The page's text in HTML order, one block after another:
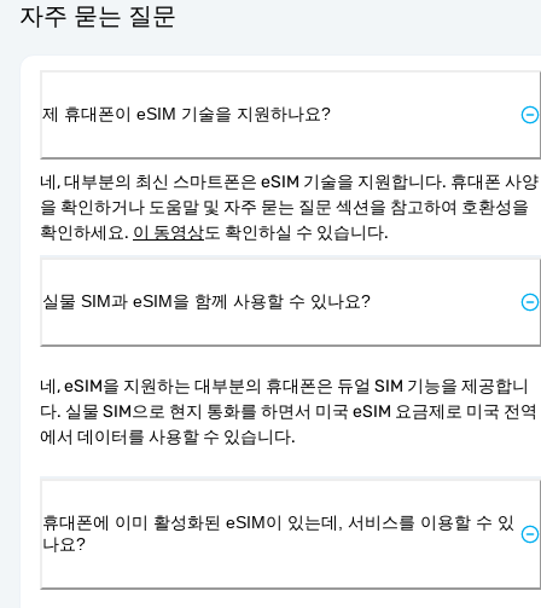
자주 묻는 질문
제 휴대폰이 eSIM 기술을 지원하나요?
네, 대부분의 최신 스마트폰은 eSIM 기술을 지원합니다. 휴대폰 사양
을 확인하거나 도움말 및 자주 묻는 질문 섹션을 참고하여 호환성을
확인하세요. 이 동영상도 확인하실 수 있습니다.
실물 SIM과 eSIM을 함께 사용할 수 있나요?
네, eSIM을 지원하는 대부분의 휴대폰은 듀얼 SIM 기능을 제공합니
다. 실물 SIM으로 현지 통화를 하면서 미국 eSIM 요금제로 미국 전역
에서 데이터를 사용할 수 있습니다.
휴대폰에 이미 활성화된 eSIM이 있는데, 서비스를 이용할 수 있
나요?